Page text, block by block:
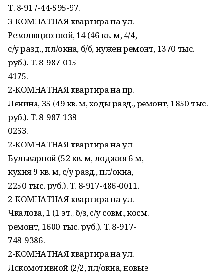
Т. 8-917-44-595-97.
3-КОМНАТНАЯ квартира на ул.
Революционной, 14 (46 кв. м, 4/4,
с/у разд., пл/окна, б/б, нужен ремонт, 1370 тыс.
руб.). Т. 8-987-015-
4175.
2-КОМНАТНАЯ квартира на пр.
Ленина, 35 (49 кв. м, ходы разд., ремонт, 1850 тыс.
руб.). Т. 8-987-138-
0263.
2-КОМНАТНАЯ квартира на ул.
Бульварной (52 кв. м, лоджия 6 м,
кухня 9 кв. м, с/у разд., пл/окна,
2250 тыс. руб.). Т. 8-917-486-0011.
2-КОМНАТНАЯ квартира на ул.
Чкалова, 1 (1 эт., б/з, с/у совм., косм.
ремонт, 1600 тыс. руб.). Т. 8-917-
748-9386.
2-КОМНАТНАЯ квартира на ул.
Локомотивной (2/2, пл/окна, новые